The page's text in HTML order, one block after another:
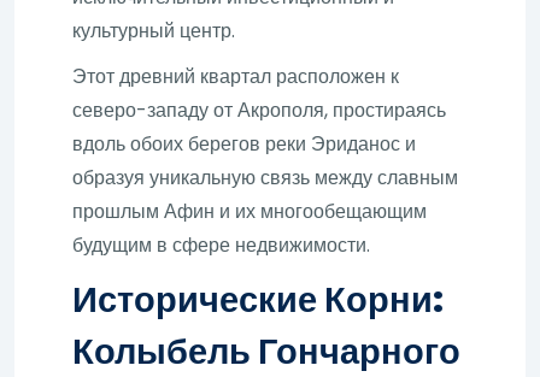
культурный центр.
Этот древний квартал расположен к
северо-западу от Акрополя, простираясь
вдоль обоих берегов реки Эриданос и
образуя уникальную связь между славным
прошлым Афин и их многообещающим
будущим в сфере недвижимости.
Исторические Корни:
Колыбель Гончарного